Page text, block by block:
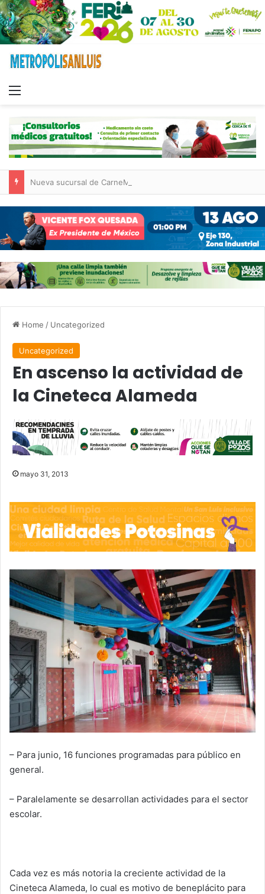
Home / Uncategorized
Uncategorized
En ascenso la actividad de
la Cineteca Alameda
mayo 31, 2013
– Para junio, 16 funciones programadas para público en
general.
– Paralelamente se desarrollan actividades para el sector
escolar.
Cada vez es más notoria la creciente actividad de la
Cineteca Alameda, lo cual es motivo de beneplácito para